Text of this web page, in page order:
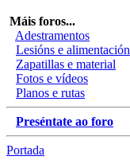
Máis foros...
Adestramentos
Lesións e alimentación
Zapatillas e material
Fotos e vídeos
Planos e rutas
Preséntate ao foro
Portada